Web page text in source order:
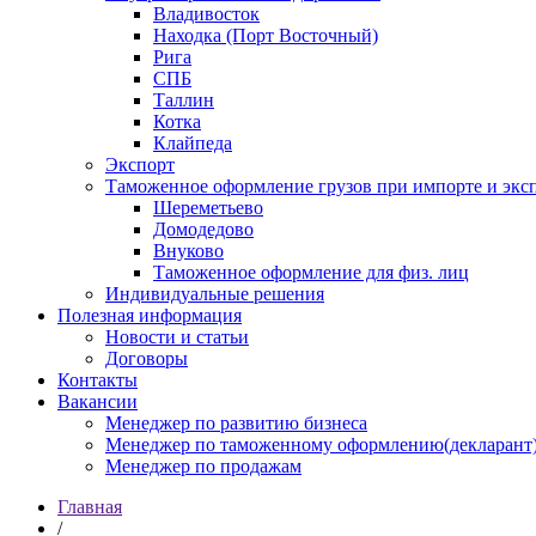
Владивосток
Находка (Порт Восточный)
Рига
СПБ
Таллин
Котка
Клайпеда
Экспорт
Таможенное оформление грузов при импорте и
Шереметьево
Домодедово
Внуково
Таможенное оформление для физ. лиц
Индивидуальные решения
Полезная информация
Новости и статьи
Договоры
Контакты
Вакансии
Менеджер по развитию бизнеса
Менеджер по таможенному
Менеджер по продажам
Главная
/